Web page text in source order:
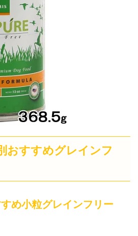
おすすめグレインフ
め小粒グレインフリー